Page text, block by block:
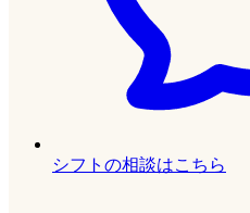
シフトの相談はこちら